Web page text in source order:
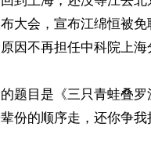
大会，宣布江绵恒被
因不再担任中科院上海
题目是《三只青蛙叠
份的顺序走，还你争